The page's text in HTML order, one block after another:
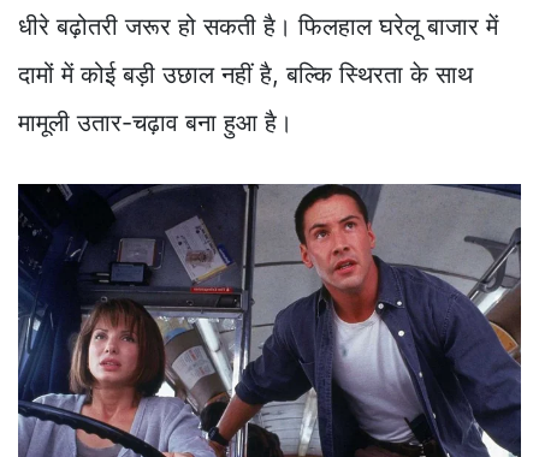
धीरे बढ़ोतरी जरूर हो सकती है। फिलहाल घरेलू बाजार में
दामों में कोई बड़ी उछाल नहीं है, बल्कि स्थिरता के साथ
मामूली उतार-चढ़ाव बना हुआ है।